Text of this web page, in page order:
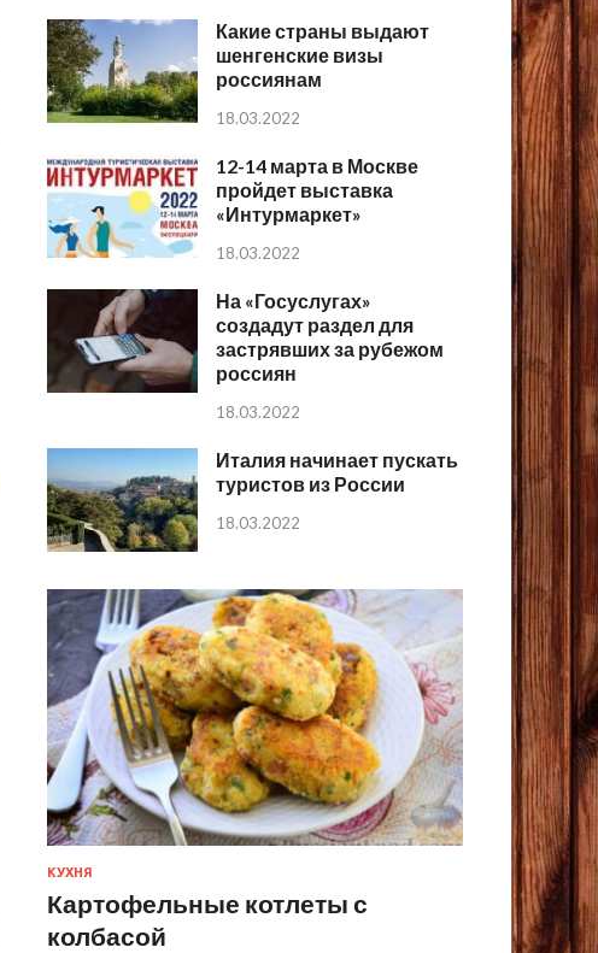
Какие страны выдают
шенгенские визы
россиянам
18.03.2022
12-14 марта в Москве
пройдет выставка
«Интурмаркет»
18.03.2022
На «Госуслугах»
создадут раздел для
застрявших за рубежом
россиян
18.03.2022
Италия начинает пускать
туристов из России
18.03.2022
КУХНЯ
Картофельные котлеты с
колбасой